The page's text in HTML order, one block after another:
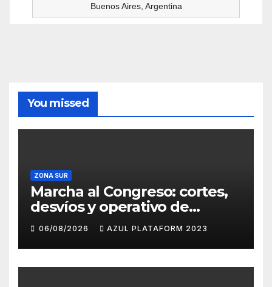
Buenos Aires, Argentina
You missed
ZONA SUR
Marcha al Congreso: cortes,
desvíos y operativo de
seguridad por la protesta
contra la reforma de la Ley
de Tierras
06/08/2026 AZUL PLATAFORM 2023